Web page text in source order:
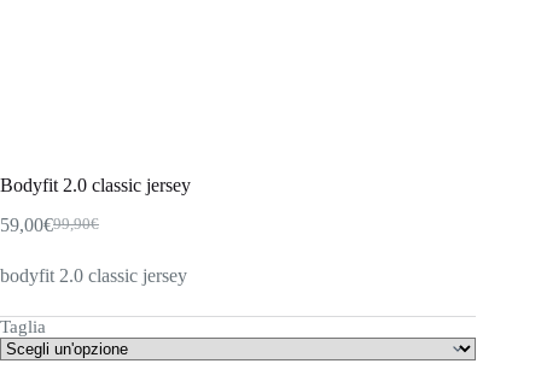
Bodyfit 2.0 classic jersey
99,90€
Il
originale
99,90€.
59,00€Il
attuale
59,00€.
bodyfit 2.0 classic jersey
Taglia